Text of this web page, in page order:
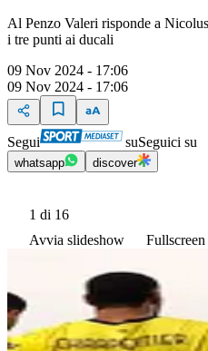
Al Penzo Valeri risponde a
i tre punti ai ducali
09 Nov 2024 - 17:06
09 Nov 2024 - 17:06
Segui suSeguici su
whatsapp discover
1 di 16
Avvia slideshow
Fullscreen